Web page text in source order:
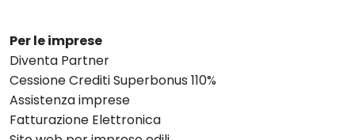
Per le imprese
Diventa Partner
Cessione Crediti Superbonus 110%
Assistenza imprese
Fatturazione Elettronica